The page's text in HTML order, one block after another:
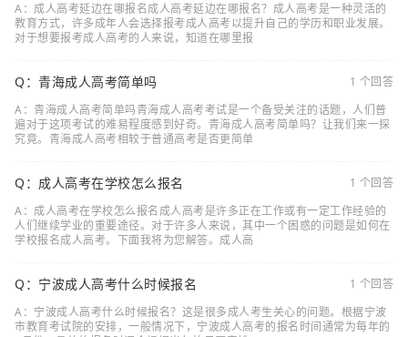
A：成人高考延边在哪报名成人高考延边在哪报名？成人高考是一种灵活的
教育方式，许多成年人会选择报考成人高考以提升自己的学历和职业发展。
对于想要报考成人高考的人来说，知道在哪里报
Q：青海成人高考简单吗
1 个回答
A：青海成人高考简单吗青海成人高考考试是一个备受关注的话题，人们普
遍对于这项考试的难易程度感到好奇。青海成人高考简单吗？让我们来一探
究竟。青海成人高考相较于普通高考是否更简单
Q：成人高考在学校怎么报名
1 个回答
A：成人高考在学校怎么报名成人高考是许多正在工作或有一定工作经验的
人们继续学业的重要途径。对于许多人来说，其中一个困惑的问题是如何在
学校报名成人高考。下面我将为您解答。成人高
Q：宁波成人高考什么时候报名
1 个回答
A：宁波成人高考什么时候报名？这是很多成人考生关心的问题。根据宁波
市教育考试院的安排，一般情况下，宁波成人高考的报名时间通常为每年的